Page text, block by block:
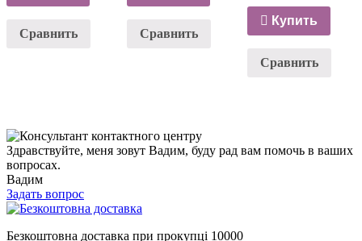
Сравнить Сравнить
Купить
Сравнить
Здравствуйте, меня зовут Вадим, буду рад вам помочь в ваших
вопросах.
Вадим
Задать вопрос
Безкоштовна доставка при прокупці 10000